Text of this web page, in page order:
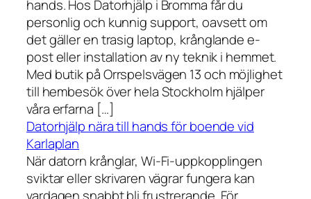
hands. Hos Datorhjälp i Bromma får du
personlig och kunnig support, oavsett om
det gäller en trasig laptop, krånglande e-
post eller installation av ny teknik i hemmet.
Med butik på Orrspelsvägen 13 och möjlighet
till hembesök över hela Stockholm hjälper
våra erfarna […]
Datorhjälp nära till hands för boende vid
Karlaplan
När datorn krånglar, Wi-Fi-uppkopplingen
sviktar eller skrivaren vägrar fungera kan